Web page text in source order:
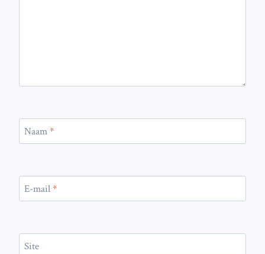
Naam*
E-mail*
Site